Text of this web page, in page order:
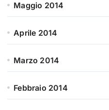
Maggio 2014
Aprile 2014
Marzo 2014
Febbraio 2014